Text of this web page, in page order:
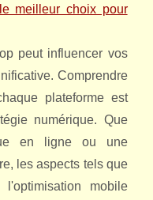
meilleur choix pour
peut influencer vos
Comprendre
plateforme est
numérique. Que
en ligne ou une
les aspects tels que
mobile